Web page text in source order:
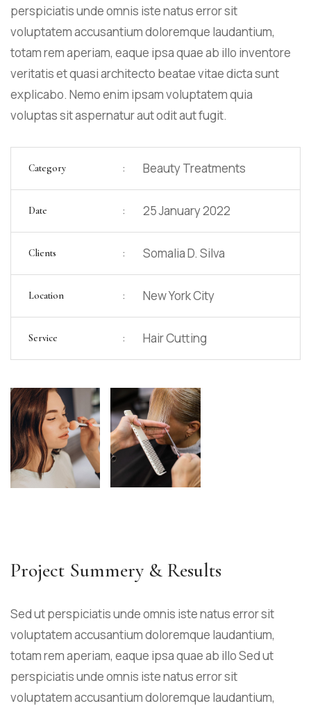
perspiciatis unde omnis iste natus error sit
voluptatem accusantium doloremque laudantium,
totam rem aperiam, eaque ipsa quae ab illo inventore
veritatis et quasi architecto beatae vitae dicta sunt
explicabo. Nemo enim ipsam voluptatem quia
voluptas sit aspernatur aut odit aut fugit.
Category : Beauty Treatments
Date : 25 January 2022
Clients : Somalia D. Silva
Location : New York City
Service : Hair Cutting
Project Summery & Results
Sed ut perspiciatis unde omnis iste natus error sit
voluptatem accusantium doloremque laudantium,
totam rem aperiam, eaque ipsa quae ab illo Sed ut
perspiciatis unde omnis iste natus error sit
voluptatem accusantium doloremque laudantium,